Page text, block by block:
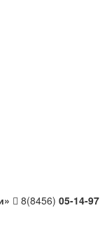
8(8456) 05-14-97